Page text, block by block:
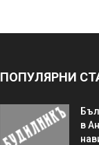
ПОПУЛЯРНИ
в